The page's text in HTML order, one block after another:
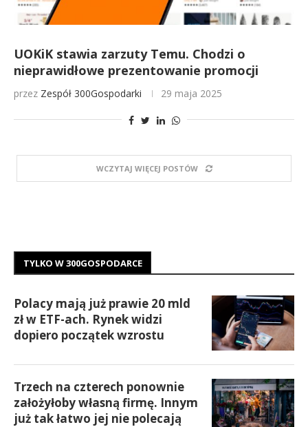
UOKiK stawia zarzuty Temu. Chodzi o
nieprawidłowe prezentowanie promocji
przez Zespół 300Gospodarki 29 maja 2025
WCZYTAJ WIĘCEJ POSTÓW
TYLKO W 300GOSPODARCE
Polacy mają już prawie 20 mld
zł w ETF-ach. Rynek widzi
dopiero początek wzrostu
Trzech na czterech ponownie
założyłoby własną firmę. Innym
już tak łatwo jej nie polecają